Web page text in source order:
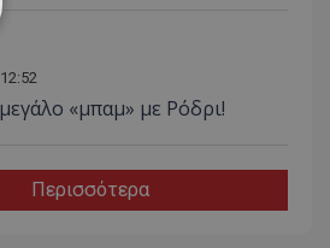
«μπαμ» με Ρόδρι!
Περισσότερα